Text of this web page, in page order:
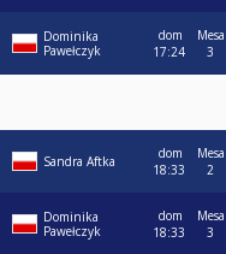
Dominika
Pawełczyk
dom
17:24
Mesa
3
Sandra Aftka
dom
18:33
Mesa
2
Dominika
Pawełczyk
dom
18:33
Mesa
3